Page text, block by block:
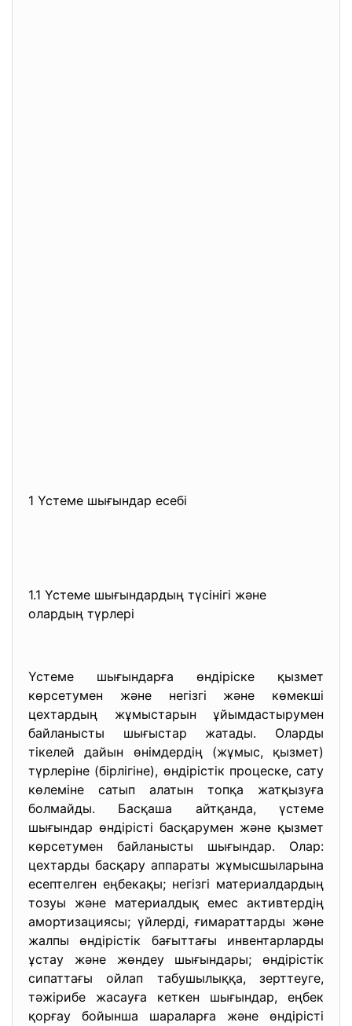
1 Үстеме шығындар есебі
1.1 Үстеме шығындардың түсінігі және
олардың түрлері
Үстеме шығындарға өндіріске қызмет
көрсетумен және негізгі және көмекші
цехтардың жұмыстарын ұйымдастырумен
байланысты шығыстар жатады. Оларды
тікелей дайын өнімдердің (жұмыс, қызмет)
түрлеріне (бірлігіне), өндірістік процеске, сату
көлеміне сатып алатын топқа жатқызуға
болмайды. Басқаша айтқанда, үстеме
шығындар өндірісті басқарумен және қызмет
көрсетумен байланысты шығындар. Олар:
цехтарды басқару аппараты жұмысшыларына
есептелген еңбекақы; негізгі материалдардың
тозуы және материалдық емес активтердің
амортизациясы; үйлерді, ғимараттарды және
жалпы өндірістік бағыттағы инвентарларды
ұстау және жөндеу шығындары; өндірістік
сипаттағы ойлап табушылыққа, зерттеуге,
тәжірибе жасауға кеткен шығындар, еңбек
қорғау бойынша шараларға және өндірісті